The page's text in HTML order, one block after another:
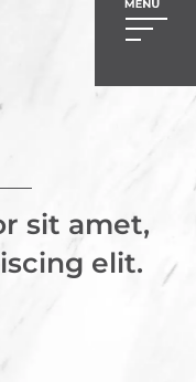
sit amet,
elit.